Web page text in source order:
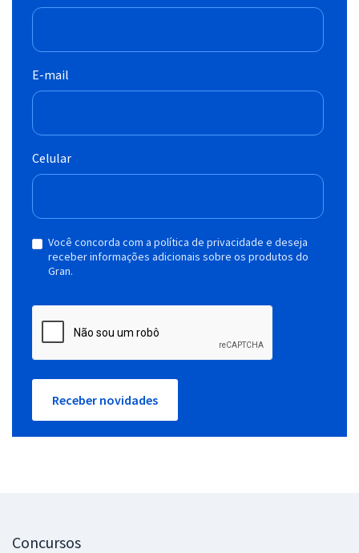
E-mail
Celular
Você concorda com a política de privacidade e deseja
receber informações adicionais sobre os produtos do
Gran.
Receber novidades
Concursos